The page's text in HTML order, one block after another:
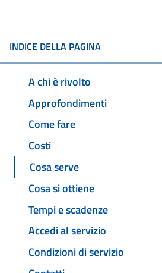
INDICE DELLA PAGINA
A chi è rivolto
Approfondimenti
Come fare
Costi
Cosa serve
Cosa si ottiene
Tempi e scadenze
Accedi al servizio
Condizioni di servizio